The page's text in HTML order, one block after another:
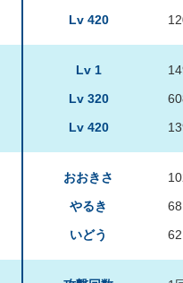
Lv 420
Lv 1
Lv 320
Lv 420
おおきさ
やるき
いどう
68
62